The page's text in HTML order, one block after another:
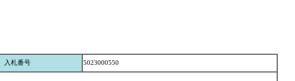
入札番号 5023000550